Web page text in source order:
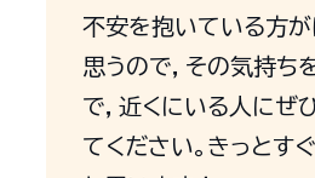
不安を抱いている方が
思うので，その気持ち
で，近くにいる人にぜ
てください。きっとす